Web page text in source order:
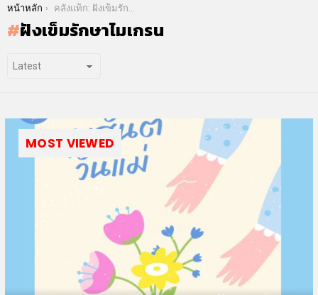
You are here:
หน้าหลัก คลังแท็ก: ฝังเข็มรักษาไมเกรน
ฝังเข็มรักษาไมเกรน
MOST VIEWED